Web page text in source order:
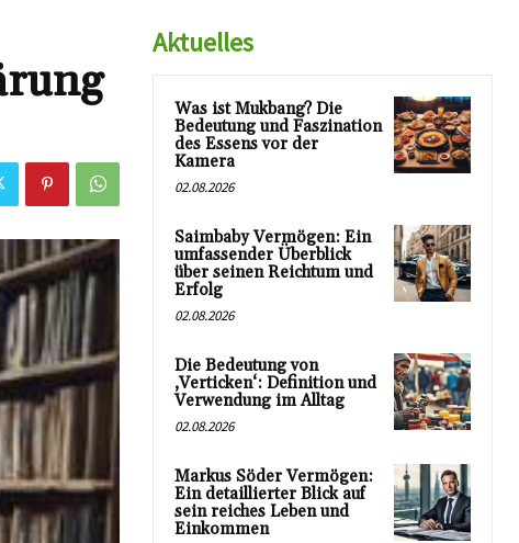
Aktuelles
Was ist Mukbang? Die
Bedeutung und Faszination
des Essens vor der
Kamera
02.08.2026
Saimbaby Vermögen: Ein
umfassender Überblick
über seinen Reichtum und
Erfolg
02.08.2026
Die Bedeutung von
‚Verticken‘: Definition und
Verwendung im Alltag
02.08.2026
Markus Söder Vermögen:
Ein detaillierter Blick auf
sein reiches Leben und
Einkommen